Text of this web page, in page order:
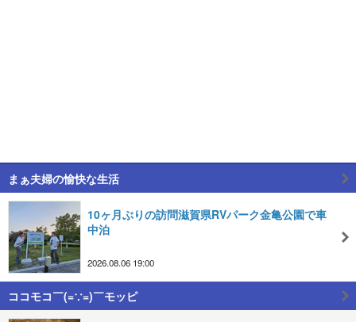
まぁ夫婦の愉快な生活
10ヶ月ぶりの訪問滋賀県RVパーク金亀公園で車
中泊
2026.08.06 19:00
ココモコ￣(=∵=)￣モッピ